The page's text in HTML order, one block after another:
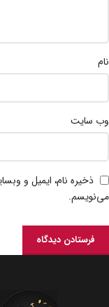
نام
وب‌ سایت
ذخیره نام، ایمیل و
می‌نویسم.